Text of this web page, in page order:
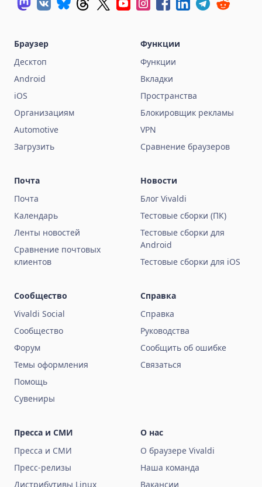
Браузер
Десктоп
Android
iOS
Организациям
Automotive
Загрузить
Функции
Функции
Вкладки
Пространства
Блокировщик рекламы
VPN
Сравнение браузеров
Почта
Почта
Календарь
Ленты новостей
Сравнение почтовых
клиентов
Новости
Блог Vivaldi
Тестовые сборки (ПК)
Тестовые сборки для
Android
Тестовые сборки для iOS
Сообщество
Vivaldi Social
Сообщество
Форум
Темы оформления
Помощь
Сувениры
Справка
Справка
Руководства
Сообщить об ошибке
Связаться
Пресса и СМИ
Пресса и СМИ
Пресс-релизы
Дистрибутивы Linux
О нас
О браузере Vivaldi
Наша команда
Вакансии